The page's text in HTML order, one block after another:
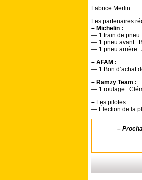
Fabrice Merlin
Les partenaires
– Michelin :
— 1 train de pneu
— 1 pneu avant :
— 1 pneu arrière :
– AFAM :
— 1 Bon d’achat
– Ramzy Team :
— 1 roulage :
– Les pilotes :
— Élection de la
–